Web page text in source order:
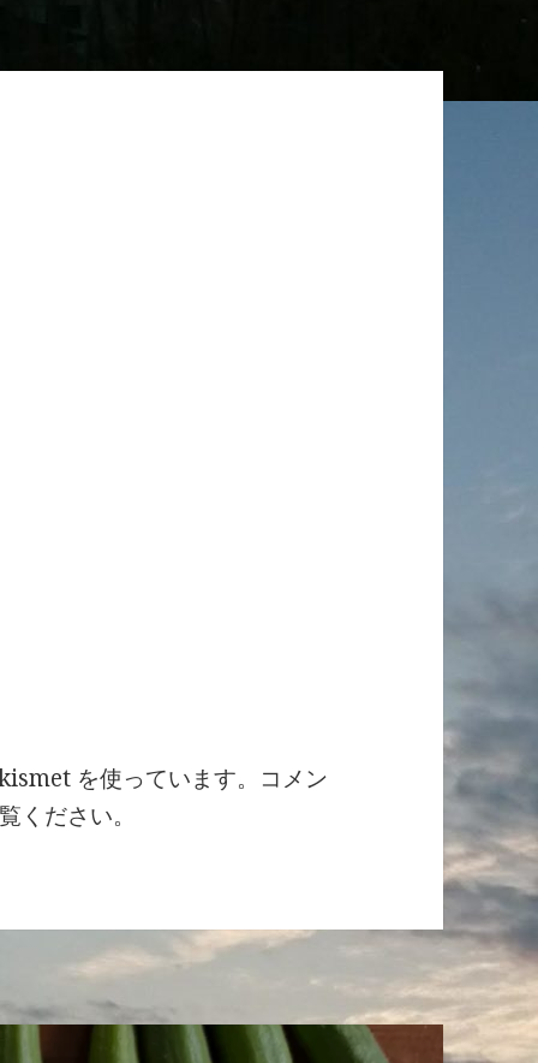
を使っています。
コメン
ください。